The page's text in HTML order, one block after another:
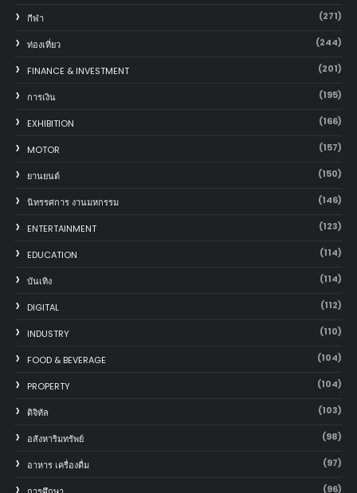
กีฬา (271)
ท่องเที่ยว (244)
FINANCE & INVESTMENT (201)
การเงิน (195)
EXHIBITION (166)
MOTOR (157)
‎ยานยนต์‎ (150)
นิทรรศการ งานมหกรรม (146)
ENTERTAINMENT (123)
EDUCATION (114)
บันเทิง (114)
DIGITAL (112)
INDUSTRY (110)
FOOD & BEVERAGE (104)
PROPERTY (104)
ดิจิทัล (103)
อสังหาริมทรัพย์ (98)
อาหาร เครื่องดื่ม (97)
(96)